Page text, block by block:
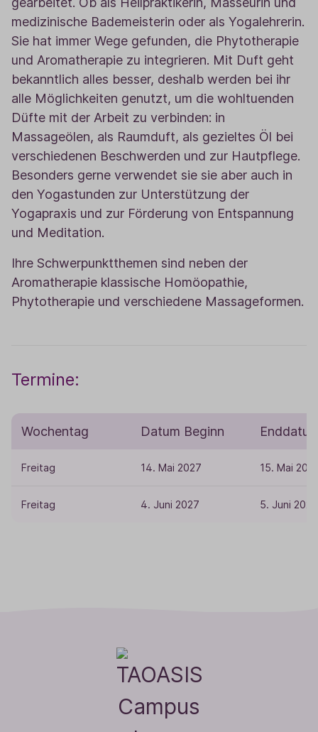
medizinische Bademeisterin oder als Yogalehrerin.
Sie hat immer Wege gefunden, die Phytotherapie
und Aromatherapie zu integrieren. Mit Duft geht
bekanntlich alles besser, deshalb werden bei ihr
alle Möglichkeiten genutzt, um die wohltuenden
Düfte mit der Arbeit zu verbinden: in
Massageölen, als Raumduft, als gezieltes Öl bei
verschiedenen Beschwerden und zur Hautpflege.
Besonders gerne verwendet sie sie aber auch in
den Yogastunden zur Unterstützung der
Yogapraxis und zur Förderung von Entspannung
und Meditation.
Ihre Schwerpunktthemen sind neben der
Aromatherapie klassische Homöopathie,
Phytotherapie und verschiedene Massageformen.
Termine:
Wochentag Datum Beginn
Freitag 14. Mai 2027 15. Mai
Freitag 4. Juni 2027 5. Juni 2027